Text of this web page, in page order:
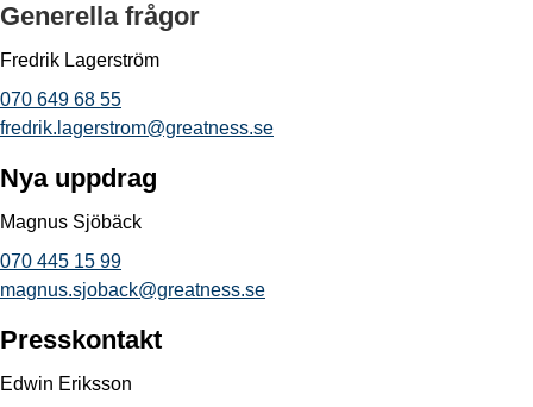
Generella frågor
Fredrik Lagerström
070 649 68 55
fredrik.lagerstrom@greatness.se
Nya uppdrag
Magnus Sjöbäck
070 445 15 99
magnus.sjoback@greatness.se
Presskontakt
Edwin Eriksson